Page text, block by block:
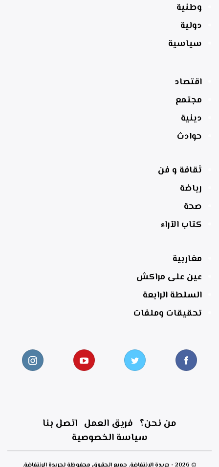
وطنية
دولية
سياسية
اقتصاد
مجتمع
دينية
حوادث
ثقافة و فن
رياضة
صحة
كتاب الآراء
مغاربية
عين على مراكش
السلطة الرابعة
تحقيقات وملفات
من نحن؟ فريق العمل اتصل بنا
سياسة الخصوصية